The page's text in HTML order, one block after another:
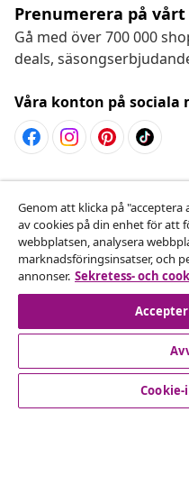
Prenumerera på
Gå med över 700 000
deals,
Våra konton på sociala
Avbryta avtalet
Skicka in en begäran
Kundservice
Genom att klicka på
av cookies på din enhet för att
webbplatsen, analysera
marknadsföringsinsatser, och
annonser. Sekretess- och